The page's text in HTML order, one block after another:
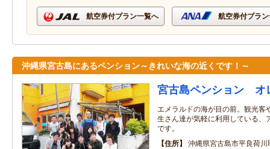
航空券付プラン一覧へ 航空券付プラ
沖縄県宮古島にあるペンション～きれいな海の近くです！～
宮古島ペンション オ
エメラルドの海が目の前。観光客
生さん達が気軽に利用している、
です。
住所
沖縄県宮古島市平良荷